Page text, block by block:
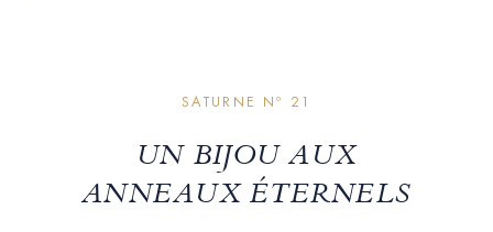
SATURNE Nº 21
UN BIJOU AUX
ANNEAUX ÉTERNELS